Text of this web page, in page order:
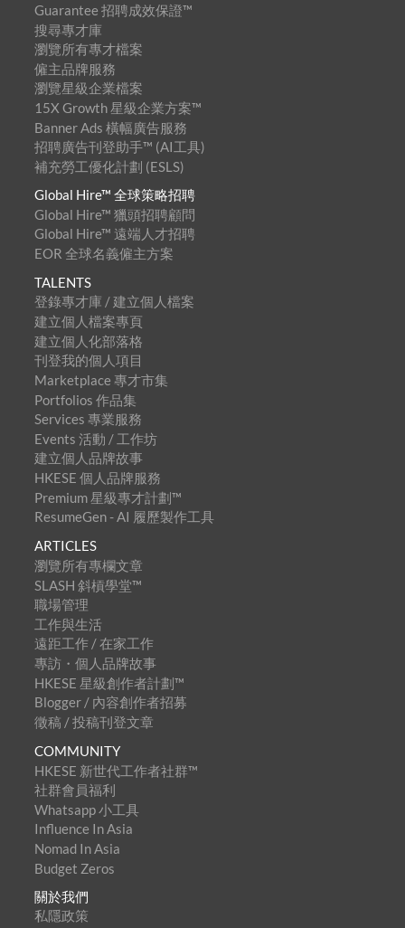
Guarantee 招聘成效保證™
搜尋專才庫
瀏覽所有專才檔案
僱主品牌服務
瀏覽星級企業檔案
15X Growth 星級企業方案™
Banner Ads 橫幅廣告服務
招聘廣告刊登助手™ (AI工具)
補充勞工優化計劃 (ESLS)
Global Hire™ 全球策略招聘
Global Hire™ 獵頭招聘顧問
Global Hire™ 遠端人才招聘
EOR 全球名義僱主方案
TALENTS
登錄專才庫 / 建立個人檔案
建立個人檔案專頁
建立個人化部落格
刊登我的個人項目
Marketplace 專才市集
Portfolios 作品集
Services 專業服務
Events 活動 / 工作坊
建立個人品牌故事
HKESE 個人品牌服務
Premium 星級專才計劃™
ResumeGen - AI 履歷製作工具
ARTICLES
瀏覽所有專欄文章
SLASH 斜槓學堂™
職場管理
工作與生活
遠距工作 / 在家工作
專訪・個人品牌故事
HKESE 星級創作者計劃™
Blogger / 內容創作者招募
徵稿 / 投稿刊登文章
COMMUNITY
HKESE 新世代工作者社群™
社群會員福利
Whatsapp 小工具
Influence In Asia
Nomad In Asia
Budget Zeros
關於我們
私隱政策